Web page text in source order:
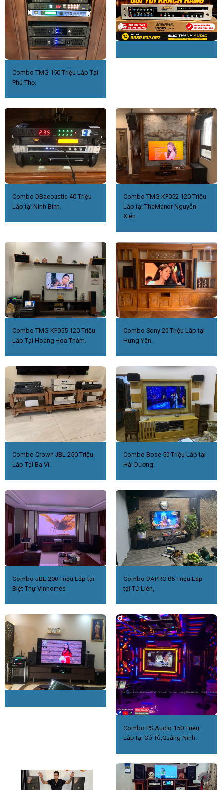
Combo TMG 150 Triệu Lắp Tại
Phú Thọ.
Combo DBacoustic 40 Triệu
Lắp tại Ninh Bình.
Combo TMG KP052 120 Triệu
Lắp tại TheManor Nguyễn
Xiển.
Combo TMG KP055 120 Triệu
Lắp Tại Hoàng Hoa Thám.
Combo Sony 20 Triệu Lắp tại
Hưng Yên.
Combo Crown JBL 250 Triệu
Lắp Tại Ba Vì.
Combo Bose 50 Triệu Lắp tại
Hải Dương.
Combo JBL 200 Triệu Lắp tại
Biệt Thự Vinhomes
Combo DAPRO 85 Triệu.Lắp
tại Tứ Liên,
Combo PS Audio 150 Triệu
Lắp tại Cô Tô,Quảng Ninh.